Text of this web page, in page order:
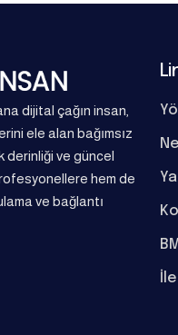
dijital çağın insan,
ele alan bağımsız
derinliği ve güncel
hem de
ve bağlantı